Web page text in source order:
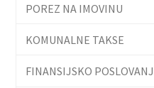
POREZ NA IMOVINU
KOMUNALNE TAKSE
FINANSIJSKO